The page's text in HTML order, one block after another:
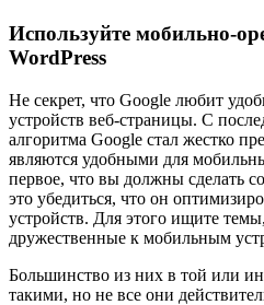
Используйте мобильно-
WordPress
Не секрет, что Google любит
устройств веб-страницы. С
алгоритма Google стал жестко
являются удобными для
первое, что вы должны сделать
это убедиться, что он
устройств. Для этого ищите
дружественные к мобильным
Большинство из них в той или
такими, но не все они